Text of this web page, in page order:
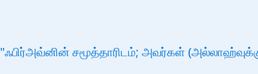
"ஃபிர்அவ்னின் சமூத்தாரிடம்; அவர்கள்